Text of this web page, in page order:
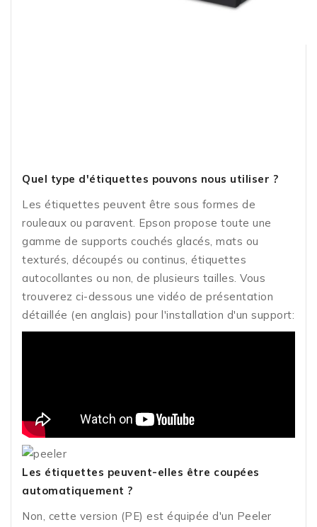
Quel type d'étiquettes pouvons nous utiliser ?
Les étiquettes peuvent être sous formes de
rouleaux ou paravent. Epson propose toute une
gamme de supports couchés glacés, mats ou
texturés, découpés ou continus, étiquettes
autocollantes ou non, de plusieurs tailles. Vous
trouverez ci-dessous une vidéo de présentation
détaillée (en anglais) pour l'installation d'un support:
Les étiquettes peuvent-elles être coupées
automatiquement ?
Non, cette version (PE) est équipée d'un Peeler